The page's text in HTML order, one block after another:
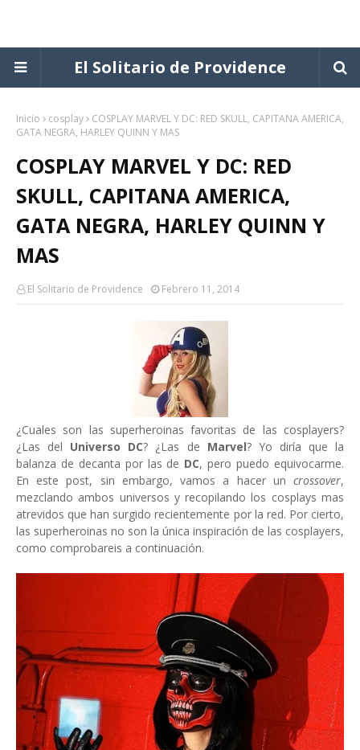
El Solitario de Providence
Inicio cosplay
COSPLAY MARVEL Y DC: RED SKULL, CAPITANA AMERICA,
GATA NEGRA, HARLEY QUINN Y MAS
COSPLAY MARVEL Y DC: RED
SKULL, CAPITANA AMERICA,
GATA NEGRA, HARLEY QUINN Y
MAS
El Solitario de Providence Febrero 11, 2014
¿Cuales son las superheroinas favoritas de las cosplayers?
¿Las del Universo DC? ¿Las de Marvel? Yo diría que la
balanza de decanta por las de DC, pero puedo equivocarme.
En este post, sin embargo, vamos a hacer un crossover,
mezclando ambos universos y recopilando los cosplays mas
atrevidos que han surgido recientemente por la red. Por cierto,
las superheroinas no son la única inspiración de las cosplayers,
como comprobareis a continuación.